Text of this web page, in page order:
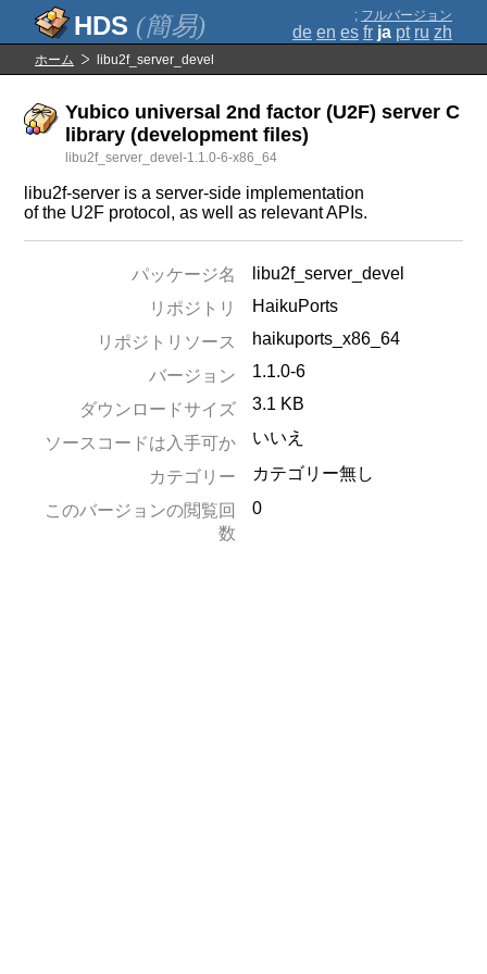
(簡易) ; フルバージョン
de en es fr ja pt ru zh
ホーム libu2f_server_devel
Yubico universal 2nd factor (U2F) server C
library (development files)
libu2f_server_devel-1.1.0-6-x86_64
libu2f-server is a server-side implementation
of the U2F protocol, as well as relevant APIs.
パッケージ名
libu2f_server_devel
リポジトリ
HaikuPorts
リポジトリソース
haikuports_x86_64
バージョン
1.1.0-6
ダウンロードサイズ 3.1 KB
ソースコードは入手可か いいえ
カテゴリー
カテゴリー無し
このバージョンの閲覧回
数
0